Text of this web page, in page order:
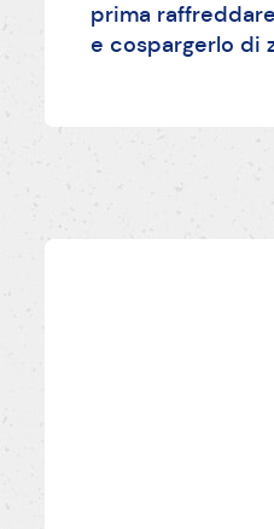
prima
e cospargerlo di